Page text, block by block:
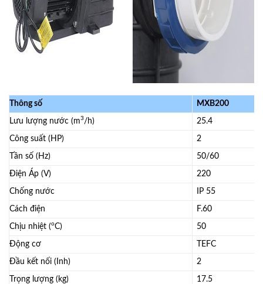
Thông số MXB200
Lưu lượng nước (m3/h) 25.4
Công suất (HP) 2
Tần số (Hz) 50/60
Điện Áp (V) 220
Chống nước IP 55
Cách điện F.60
Chịu nhiệt (oC) 50
Động cơ TEFC
Đầu kết nối (Inh) 2
Trọng lượng (kg) 17.5